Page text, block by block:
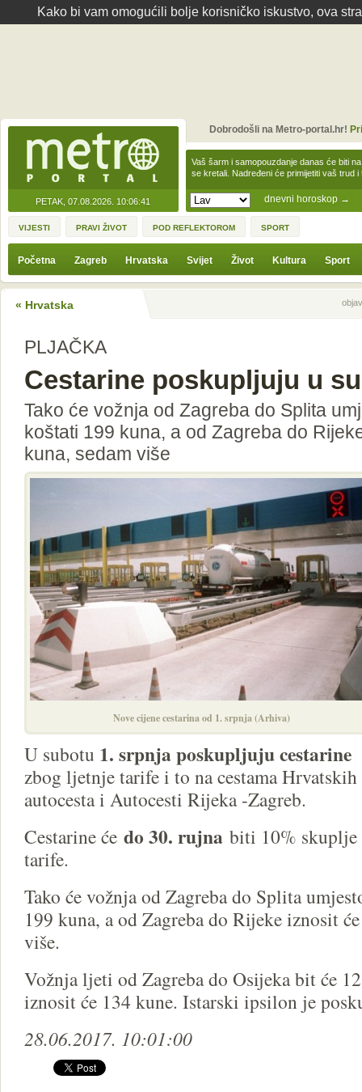
Kako bi vam omogućili bolje korisničko iskustvo, ova
PETAK, 07.08.2026. 10:06:41 dnevni horoskop →
Vaš šarm i samopouzdanje danas će biti
se kretali. Nadređeni će primijetiti vaš trud
Dobrodošli na Metro-portal.hr!
VIJESTI PRAVI ŽIVOT POD REFLEKTOROM SPORT
Početna Zagreb Hrvatska Svijet Život Kultura Sport
« Hrvatska Prethodna
PLJAČKA
Cestarine poskupljuju u
Tako će vožnja od Zagreba do Splita
koštati 199 kuna, a od Zagreba do
kuna, sedam više
Nove cijene cestarina od 1. srpnja (Arhiva)
U subotu 1. srpnja poskupljuju cestarine
zbog ljetnje tarife i to na cestama Hrvatskih
autocesta i Autocesti Rijeka -Zagreb.
Cestarine će do 30. rujna biti 10% skuplje
tarife.
Tako će vožnja od Zagreba do Splita
199 kuna, a od Zagreba do Rijeke iznosit
više.
Vožnja ljeti od Zagreba do Osijeka bit će
iznosit će 134 kune. Istarski ipsilon je
28.06.2017. 10:01:00